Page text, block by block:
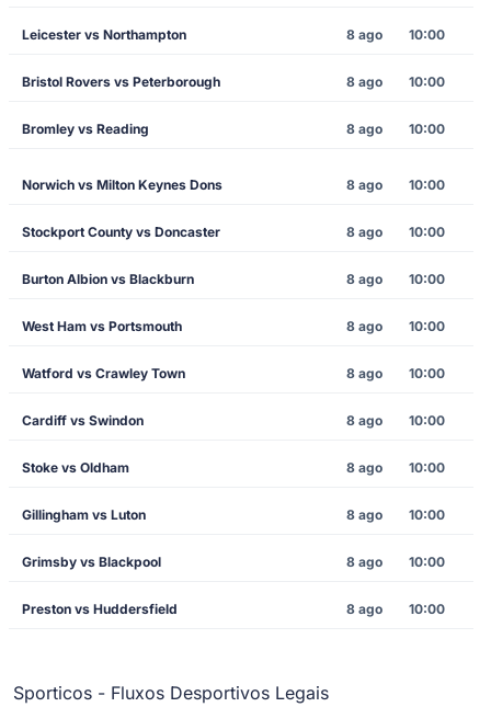
Leicester vs Northampton 8 ago 10:00
Bristol Rovers vs Peterborough 8 ago 10:00
Bromley vs Reading 8 ago 10:00
Norwich vs Milton Keynes Dons 8 ago 10:00
Stockport County vs Doncaster 8 ago 10:00
Burton Albion vs Blackburn 8 ago 10:00
West Ham vs Portsmouth 8 ago 10:00
Watford vs Crawley Town 8 ago 10:00
Cardiff vs Swindon 8 ago 10:00
Stoke vs Oldham 8 ago 10:00
Gillingham vs Luton 8 ago 10:00
Grimsby vs Blackpool 8 ago 10:00
Preston vs Huddersfield 8 ago 10:00
Sporticos - Fluxos Desportivos Legais